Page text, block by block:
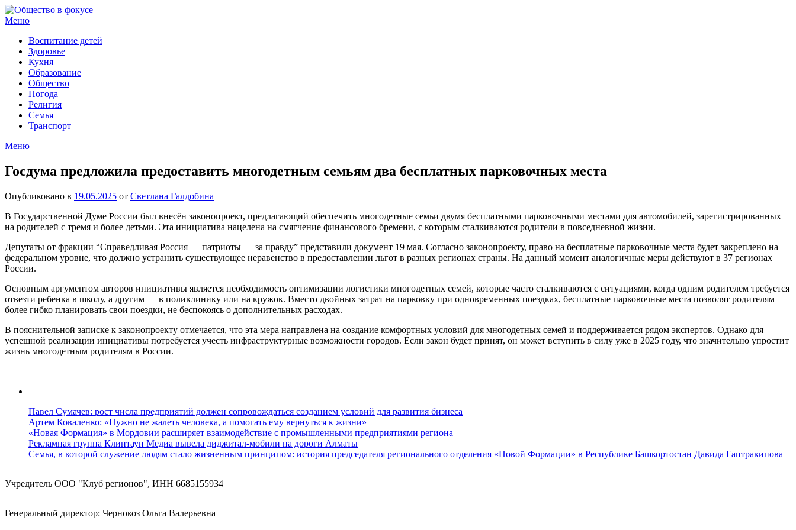
Перейти
к
Меню
Воспитание детей
Здоровье
Кухня
Образование
Общество
Погода
Религия
Семья
Транспорт
Меню
Госдума предложила предоставить многодетным семьям два бесплатных парковочных места
Опубликовано в 19.05.2025 от Светлана Галдобина
В Государственной Думе России был внесён законопроект, предлагающий обеспечить многодетные семьи двумя бесплатными парковочными местами для автомобилей, зарегистрированных
на родителей с тремя и более детьми. Эта инициатива нацелена на смягчение финансового бремени, с которым сталкиваются родители в повседневной жизни.
Депутаты от фракции “Справедливая Россия — патриоты — за правду” представили документ 19 мая. Согласно законопроекту, право на бесплатные парковочные места будет закреплено на
федеральном уровне, что должно устранить существующее неравенство в предоставлении льгот в разных регионах страны. На данный момент аналогичные меры действуют в 37 регионах
России.
Основным аргументом авторов инициативы является необходимость оптимизации логистики многодетных семей, которые часто сталкиваются с ситуациями, когда одним родителем требуется
отвезти ребенка в школу, а другим — в поликлинику или на кружок. Вместо двойных затрат на парковку при одновременных поездках, бесплатные парковочные места позволят родителям
более гибко планировать свои поездки, не беспокоясь о дополнительных расходах.
В пояснительной записке к законопроекту отмечается, что эта мера направлена на создание комфортных условий для многодетных семей и поддерживается рядом экспертов. Однако для
успешной реализации инициативы потребуется учесть инфраструктурные возможности городов. Если закон будет принят, он может вступить в силу уже в 2025 году, что значительно упростит
жизнь многодетным родителям в России.
Павел Сумачев: рост числа предприятий должен сопровождаться созданием условий для развития бизнеса
Артем Коваленко: «Нужно не жалеть человека, а помогать ему вернуться к жизни»
«Новая Формация» в Мордовии расширяет взаимодействие с промышленными предприятиями региона
Рекламная группа Клинтаун Медиа вывела диджитал-мобили на дороги Алматы
Семья, в которой служение людям стало жизненным принципом: история председателя регионального отделения «Новой Формации» в Республике Башкортостан Давида Гаптракипова
Учредитель ООО "Клуб регионов", ИНН 6685155934
Генеральный директор: Чернокоз Ольга Валерьевна